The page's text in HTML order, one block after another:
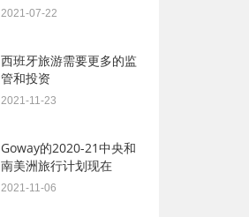
2021-07-22
西班牙旅游需要更多的监
管和投资
2021-11-23
Goway的2020-21中央和
南美洲旅行计划现在
2021-11-06